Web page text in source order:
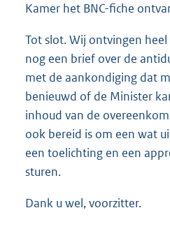
Kamer het BNC-fiche
Tot slot. Wij ontvingen
nog een brief over de
met de aankondiging dat
benieuwd of de Minister
inhoud van de
ook bereid is om een wat
een toelichting en een
sturen.
Dank u wel, voorzitter.